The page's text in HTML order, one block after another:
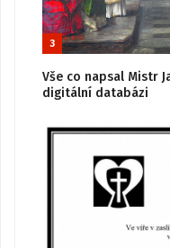
3
Vše co napsal Mistr
digitální databázi